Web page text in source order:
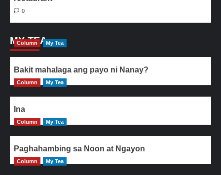
0
MY TEA
Column My Tea
Bakit mahalaga ang payo ni Nanay?
Column My Tea
Ina
Column My Tea
Paghahambing sa Noon at Ngayon
Column My Tea